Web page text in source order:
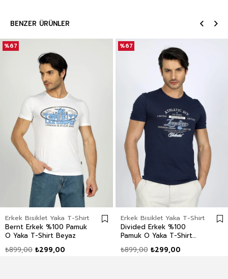
BENZER ÜRÜNLER
Erkek Bisiklet Yaka T-Shirt
Bernt Erkek %100 Pamuk
O Yaka T-Shirt Beyaz
₺299,00
₺899,00
%67
Erkek Bisiklet Yaka T-Shirt
Divided Erkek %100
Pamuk O Yaka T-Shirt
₺299,00
₺899,00
%67